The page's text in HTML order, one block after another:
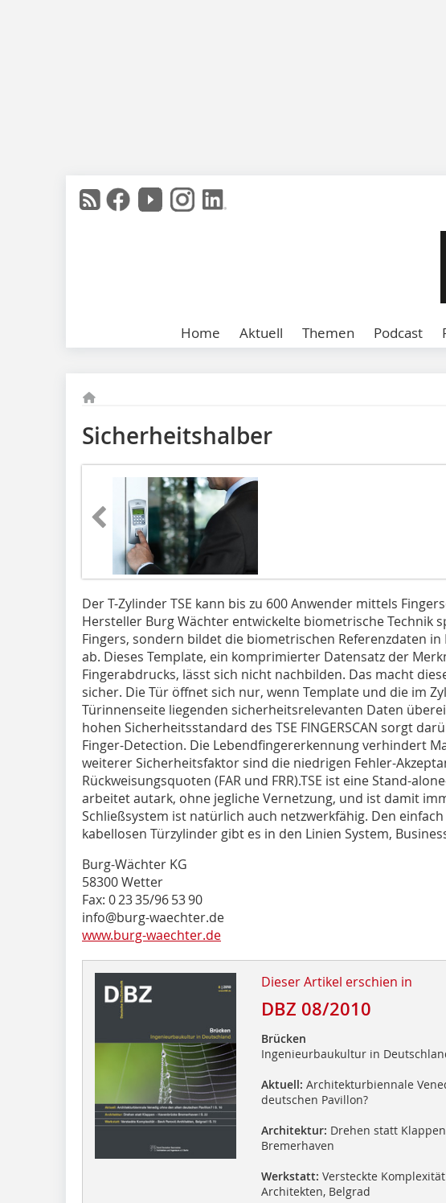
Home Aktuell Themen Podcast
Sicherheitshalber
Der T-Zylinder TSE kann bis zu 600 Anwender mittels
Hersteller Burg Wächter entwickelte biometrische Technik
Fingers, sondern bildet die biometrischen Referenzdaten
ab. Dieses Template, ein komprimierter Datensatz der
Fingerabdrucks, lässt sich nicht nachbilden. Das macht
sicher. Die Tür öffnet sich nur, wenn Template und die im
Türinnenseite liegenden sicherheitsrelevanten Daten
hohen Sicherheitsstandard des TSE FINGERSCAN sorgt
Finger-Detection. Die Lebendfingererkennung verhindert
weiterer Sicherheitsfaktor sind die niedrigen Fehler-
Rückweisungsquoten (FAR und FRR).TSE ist eine Stand-
arbeitet autark, ohne jegliche Vernetzung, und ist damit
Schließsystem ist natürlich auch netzwerkfähig. Den
kabellosen Türzylinder gibt es in den Linien System,
Burg-Wächter KG
58300 Wetter
Fax: 0 23 35/96 53 90
info@burg-waechter.de
www.burg-waechter.de
Dieser Artikel erschien in
DBZ 08/2010
Brücken
Ingenieurbaukultur in
Aktuell: Architekturbiennale
deutschen Pavillon?
Architektur: Drehen statt
Bremerhaven
Werkstatt: Versteckte
Architekten, Belgrad